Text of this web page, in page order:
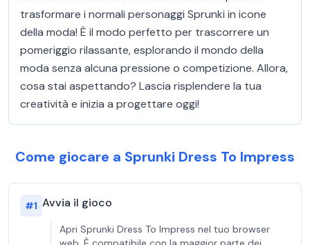
trasformare i normali personaggi Sprunki in icone
della moda! È il modo perfetto per trascorrere un
pomeriggio rilassante, esplorando il mondo della
moda senza alcuna pressione o competizione. Allora,
cosa stai aspettando? Lascia risplendere la tua
creatività e inizia a progettare oggi!
Come giocare a Sprunki Dress To Impress
#1 Avvia il gioco
Apri Sprunki Dress To Impress nel tuo browser